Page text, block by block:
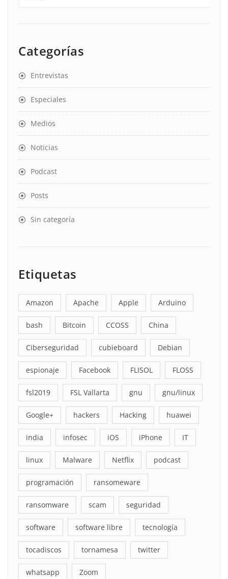
Categorías
Entrevistas
Especiales
Medios
Noticias
Podcast
Posts
Sin categoría
Etiquetas
Amazon Apache Apple Arduino
bash Bitcoin CCOSS China
Ciberseguridad cubieboard Debian
espionaje Facebook FLISOL FLOSS
fsl2019 FSL Vallarta gnu gnu/linux
Google+ hackers Hacking huawei
india infosec iOS iPhone IT
linux Malware Netflix podcast
programación ransomeware
ransomware scam seguridad
software software libre tecnología
tocadiscos tornamesa twitter
whatsapp Zoom